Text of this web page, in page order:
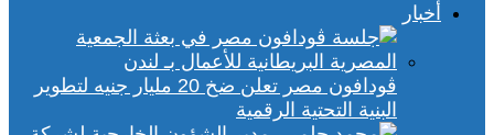
أخبار
ڤودافون مصر تعلن ضخ 20 مليار جنيه لتطوير
البنية التحتية الرقمية